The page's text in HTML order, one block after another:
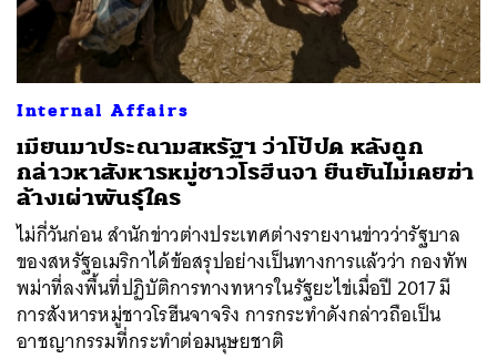
Internal Affairs
เมียนมาประณามสหรัฐฯ ว่าโป้ปด หลังถูก
กล่าวหาสังหารหมู่ชาวโรฮีนจา ยืนยันไม่เคยฆ่า
ล้างเผ่าพันธุ์ใคร
ไม่กี่วันก่อน สำนักข่าวต่างประเทศต่างรายงานข่าวว่ารัฐบาล
ของสหรัฐอเมริกาได้ข้อสรุปอย่างเป็นทางการแล้วว่า กองทัพ
พม่าที่ลงพื้นที่ปฏิบัติการทางทหารในรัฐยะไข่เมื่อปี 2017 มี
การสังหารหมู่ชาวโรฮีนจาจริง การกระทำดังกล่าวถือเป็น
อาชญากรรมที่กระทำต่อมนุษยชาติ